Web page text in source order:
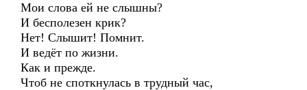
Мои слова ей не слышны?
И бесполезен крик?
Нет! Слышит! Помнит.
И ведёт по жизни.
Как и прежде.
Чтоб не споткнулась в трудный час,